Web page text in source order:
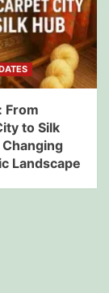
From
to Silk
Landscape